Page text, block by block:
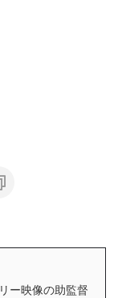
ー映像の助監督